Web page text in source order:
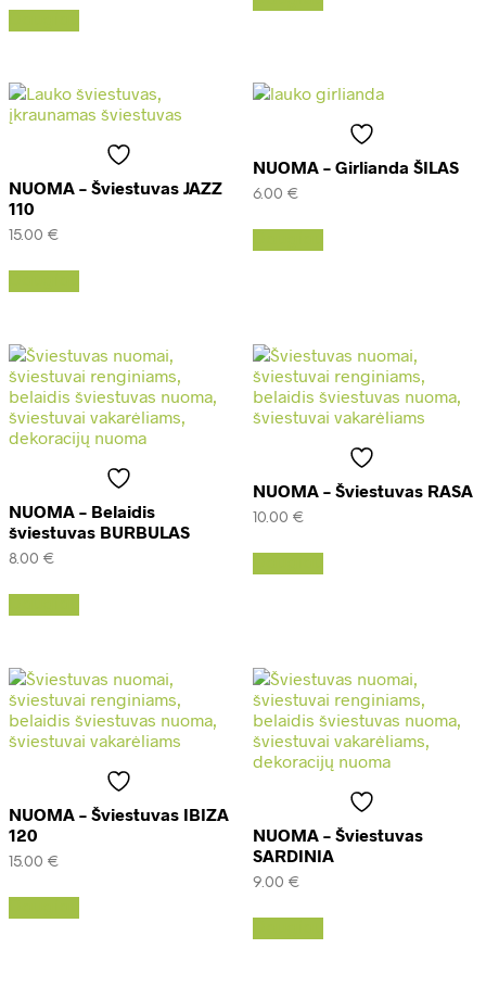
NUOMA – Šviestuvas JAZZ
110
15.00 €
NUOMA – Girlianda ŠILAS
6.00 €
NUOMA – Belaidis
šviestuvas BURBULAS
8.00 €
NUOMA – Šviestuvas RASA
10.00 €
NUOMA – Šviestuvas IBIZA
120
15.00 €
NUOMA – Šviestuvas
SARDINIA
9.00 €